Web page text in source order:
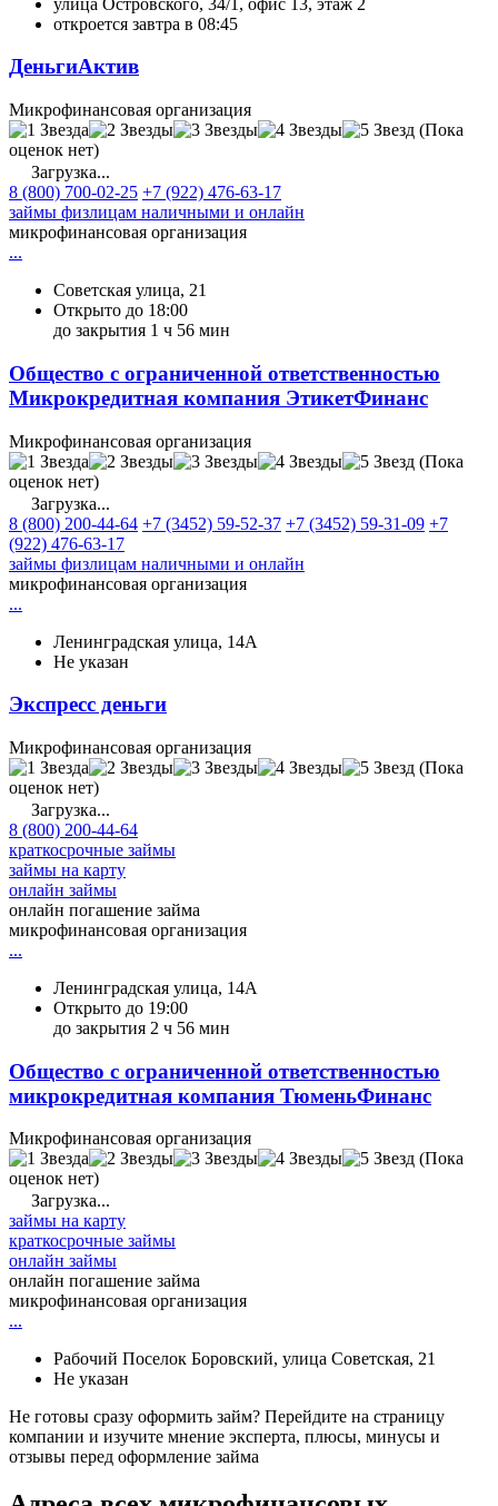
откроется завтра в 08:45
ДеньгиАктив
Микрофинансовая организация
(Пока
оценок нет)
Загрузка...
8 (800) 700-02-25 +7 (922) 476-63-17
займы физлицам наличными и онлайн
микрофинансовая организация
...
Советская улица, 21
Открыто до 18:00
до закрытия 1 ч 56 мин
Общество с ограниченной ответственностью
Микрокредитная компания ЭтикетФинанс
Микрофинансовая организация
(Пока
оценок нет)
Загрузка...
8 (800) 200-44-64 +7 (3452) 59-52-37 +7 (3452) 59-31-09 +7
(922) 476-63-17
займы физлицам наличными и онлайн
микрофинансовая организация
...
Ленинградская улица, 14А
Не указан
Экспресс деньги
Микрофинансовая организация
(Пока
оценок нет)
Загрузка...
8 (800) 200-44-64
краткосрочные займы
займы на карту
онлайн займы
онлайн погашение займа
микрофинансовая организация
...
Ленинградская улица, 14А
Открыто до 19:00
до закрытия 2 ч 56 мин
Общество с ограниченной ответственностью
микрокредитная компания ТюменьФинанс
Микрофинансовая организация
(Пока
оценок нет)
Загрузка...
займы на карту
краткосрочные займы
онлайн займы
онлайн погашение займа
микрофинансовая организация
...
Рабочий Поселок Боровский, улица Советская, 21
Не указан
Не готовы сразу оформить займ? Перейдите на страницу
компании и изучите мнение эксперта, плюсы, минусы и
отзывы перед оформление займа